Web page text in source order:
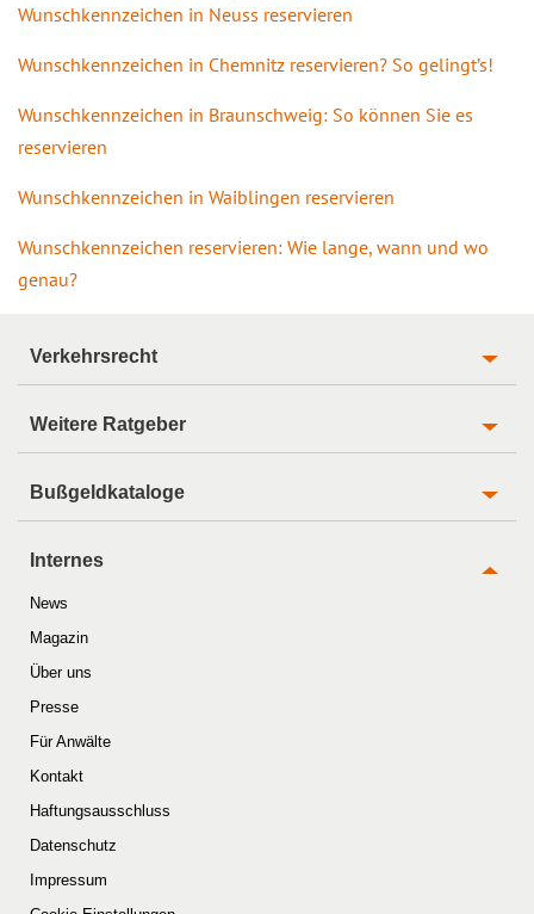
Wunschkennzeichen in Neuss reservieren
Wunschkennzeichen in Chemnitz reservieren? So gelingt’s!
Wunschkennzeichen in Braunschweig: So können Sie es
reservieren
Wunschkennzeichen in Waiblingen reservieren
Wunschkennzeichen reservieren: Wie lange, wann und wo
genau?
Verkehrsrecht
Weitere Ratgeber
Bußgeldkataloge
Internes
News
Magazin
Über uns
Presse
Für Anwälte
Kontakt
Haftungsausschluss
Datenschutz
Impressum